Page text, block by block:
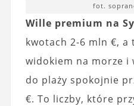
fot.
Wille premium na
kwotach 2-6 mln €, a
widokiem na morze i
do plaży spokojnie
€. To liczby, które